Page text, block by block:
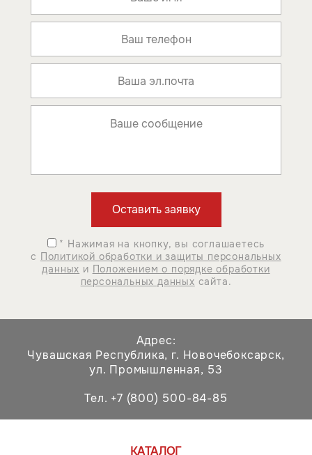
* Нажимая на кнопку, вы соглашаетесь
с Политикой обработки и защиты персональных
данных и Положением о порядке обработки
персональных данных сайта.
Адрес:
Чувашская Республика, г. Новочебоксарск,
ул. Промышленная, 53
Тел. +7 (800) 500-84-85
КАТАЛОГ